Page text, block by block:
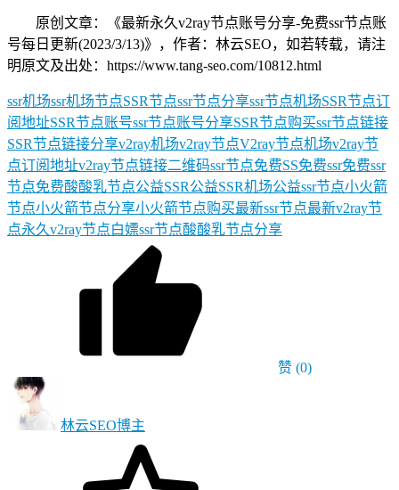
原创文章：《最新永久v2ray节点账号分享-免费ssr节点账
号每日更新(2023/3/13)》，作者：林云SEO，如若转载，请注
明原文及出处：https://www.tang-seo.com/10812.html
ssr机场ssr机场节点SSR节点ssr节点分享ssr节点机场SSR节点订
阅地址SSR节点账号ssr节点账号分享SSR节点购买ssr节点链接
SSR节点链接分享v2ray机场v2ray节点V2ray节点机场v2ray节
点订阅地址v2ray节点链接二维码ssr节点免费SS免费ssr免费ssr
节点免费酸酸乳节点公益SSR公益SSR机场公益ssr节点小火箭
节点小火箭节点分享小火箭节点购买最新ssr节点最新v2ray节
点永久v2ray节点白嫖ssr节点酸酸乳节点分享
赞 (0)
林云SEO博主